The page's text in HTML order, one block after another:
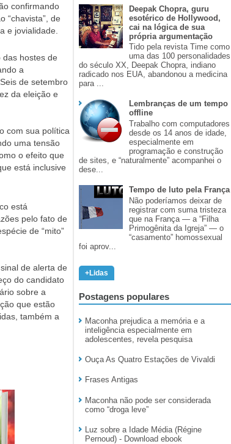
confirmando
“chavista”, de
e jovialidade.
hostes de
a
de setembro
da eleição e
com sua política
uma tensão
o efeito que
está inclusive
está
pelo fato de
de “mito”
de alerta de
do candidato
sobre a
que estão
também a
Deepak Chopra, guru
esotérico de Hollywood,
cai na lógica de sua
própria argumentação
Tido pela revista Time como
uma das 100 personalidades
do século XX, Deepak Chopra, indiano
radicado nos EUA, abandonou a medicina
para ...
Lembranças de um tempo
offline
Trabalho com computadores
desde os 14 anos de idade,
especialmente em
programação e construção
de sites, e “naturalmente” acompanhei o
dese...
Tempo de luto pela França
Não poderíamos deixar de
registrar com suma tristeza
que na França — a “Filha
Primogênita da Igreja” — o
“casamento” homossexual
foi aprov...
+Lidas
Postagens populares
Maconha prejudica a memória e a
inteligência especialmente em
adolescentes, revela pesquisa
Ouça As Quatro Estações de Vivaldi
Frases Antigas
Maconha não pode ser considerada
como “droga leve”
Luz sobre a Idade Média (Régine
Pernoud) - Download ebook